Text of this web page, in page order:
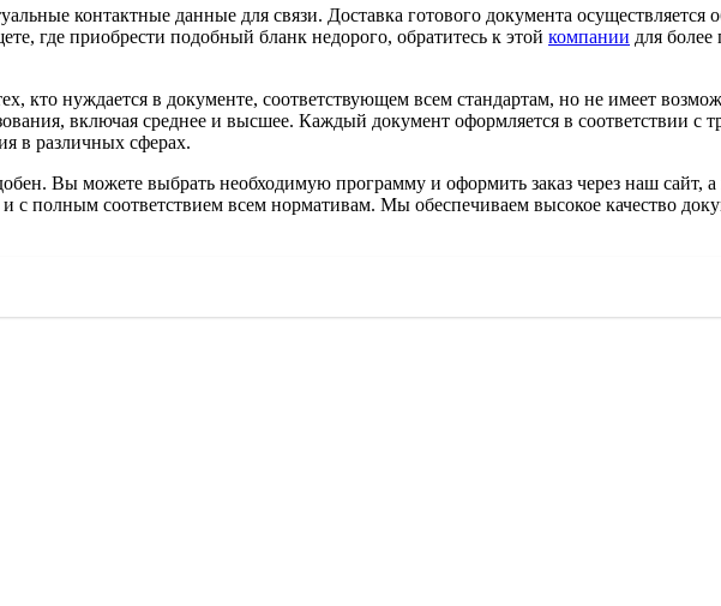
контактные данные для связи. Доставка готового документа осуществляется
где приобрести подобный бланк недорого, обратитесь к этой компании для
кто нуждается в документе, соответствующем всем стандартам, но не имеет
включая среднее и высшее. Каждый документ оформляется в соответствии с
в различных сферах.
Вы можете выбрать необходимую программу и оформить заказ через наш сайт,
с полным соответствием всем нормативам. Мы обеспечиваем высокое качество